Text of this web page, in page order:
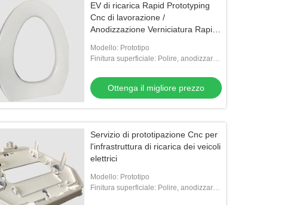
EV di ricarica Rapid Prototyping
Cnc di lavorazione /
Anodizzazione Verniciatura Rapid
Modello: Prototipo
Finitura superficiale: Polire, anodizzare,
Ottenga il migliore prezzo
Servizio di prototipazione Cnc per
l'infrastruttura di ricarica dei veicoli
elettrici
Modello: Prototipo
Finitura superficiale: Polire, anodizzare,